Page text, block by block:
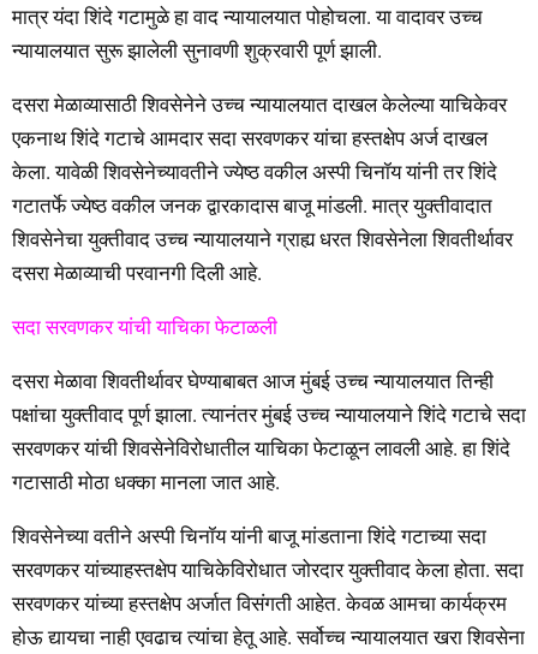
मात्र यंदा शिंदे गटामुळे हा वाद न्यायालयात पोहोचला. या वादावर उच्च
न्यायालयात सुरू झालेली सुनावणी शुक्रवारी पूर्ण झाली.
दसरा मेळाव्यासाठी शिवसेनेने उच्च न्यायालयात दाखल केलेल्या याचिकेवर
एकनाथ शिंदे गटाचे आमदार सदा सरवणकर यांचा हस्तक्षेप अर्ज दाखल
केला. यावेळी शिवसेनेच्यावतीने ज्येष्ठ वकील अस्पी चिनॉय यांनी तर शिंदे
गटातर्फे ज्येष्ठ वकील जनक द्वारकादास बाजू मांडली. मात्र युक्तीवादात
शिवसेनेचा युक्तीवाद उच्च न्यायालयाने ग्राह्य धरत शिवसेनेला शिवतीर्थावर
दसरा मेळाव्याची परवानगी दिली आहे.
सदा सरवणकर यांची याचिका फेटाळली
दसरा मेळावा शिवतीर्थावर घेण्याबाबत आज मुंबई उच्च न्यायालयात तिन्ही
पक्षांचा युक्तीवाद पूर्ण झाला. त्यानंतर मुंबई उच्च न्यायालयाने शिंदे गटाचे सदा
सरवणकर यांची शिवसेनेविरोधातील याचिका फेटाळून लावली आहे. हा शिंदे
गटासाठी मोठा धक्का मानला जात आहे.
शिवसेनेच्या वतीने अस्पी चिनॉय यांनी बाजू मांडताना शिंदे गटाच्या सदा
सरवणकर यांच्याहस्तक्षेप याचिकेविरोधात जोरदार युक्तीवाद केला होता. सदा
सरवणकर यांच्या हस्तक्षेप अर्जात विसंगती आहेत. केवळ आमचा कार्यक्रम
होऊ द्यायचा नाही एवढाच त्यांचा हेतू आहे. सर्वोच्च न्यायालयात खरा शिवसेना